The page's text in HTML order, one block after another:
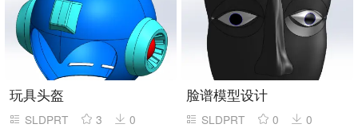
玩具头盔
SLDPRT 3 0
脸谱模型设计
SLDPRT 0 0